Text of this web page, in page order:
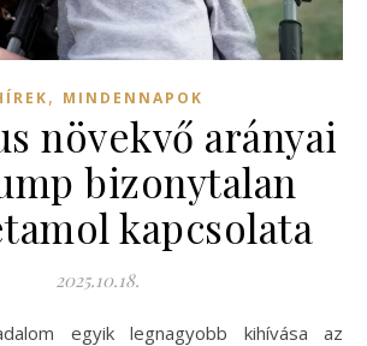
, MINDENNAPOK
növekvő arányai
bizonytalan
kapcsolata
2025.10.18.